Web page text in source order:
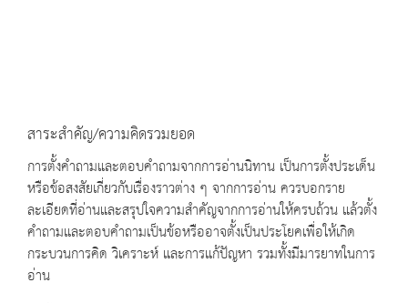
สาระสำคัญ/ความคิดรวมยอด
การตั้งคำถามและตอบคำถามจากการอ่านนิทาน เป็นการตั้งประเด็น
หรือข้อสงสัยเกี่ยวกับเรื่องราวต่าง ๆ จากการอ่าน ควรบอกราย
ละเอียดที่อ่านและสรุปใจความสำคัญจากการอ่านให้ครบถ้วน แล้วตั้ง
คำถามและตอบคำถามเป็นข้อหรืออาจตั้งเป็นประโยคเพื่อให้เกิด
กระบวนการคิด วิเคราะห์ และการแก้ปัญหา รวมทั้งมีมารยาทในการ
อ่าน